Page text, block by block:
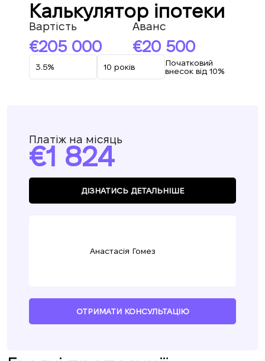
Калькулятор іпотеки
Вартість
205 000
Аванс
20 500
Початковий
внесок від 10%
Платіж на місяць
1 824
ДІЗНАТИСЬ ДЕТАЛЬНІШЕ
Анастасія Гомез
ОТРИМАТИ КОНСУЛЬТАЦІЮ